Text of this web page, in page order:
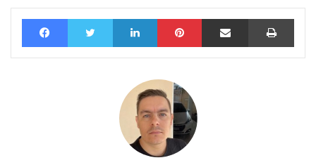
Facebook Twitter Linkedin Pinterest Compartilhar via e-mail